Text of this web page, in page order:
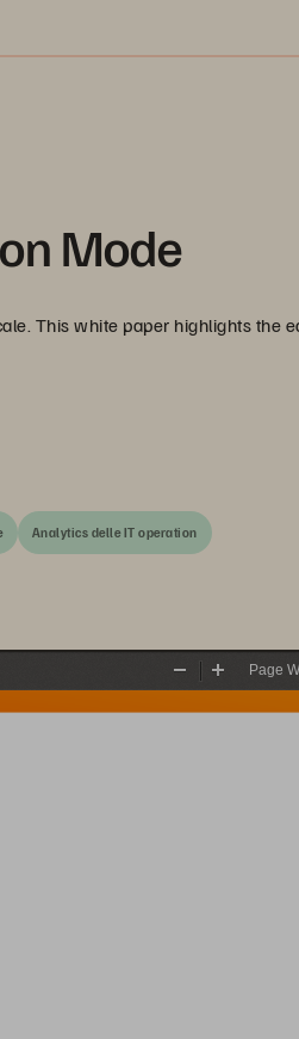
Mode
This white paper highlights the
Analytics delle IT operation
Zoom